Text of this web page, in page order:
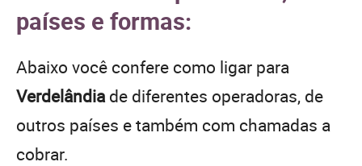
países e formas:
Abaixo você confere como ligar para
Verdelândia de diferentes operadoras, de
outros países e também com chamadas a
cobrar.